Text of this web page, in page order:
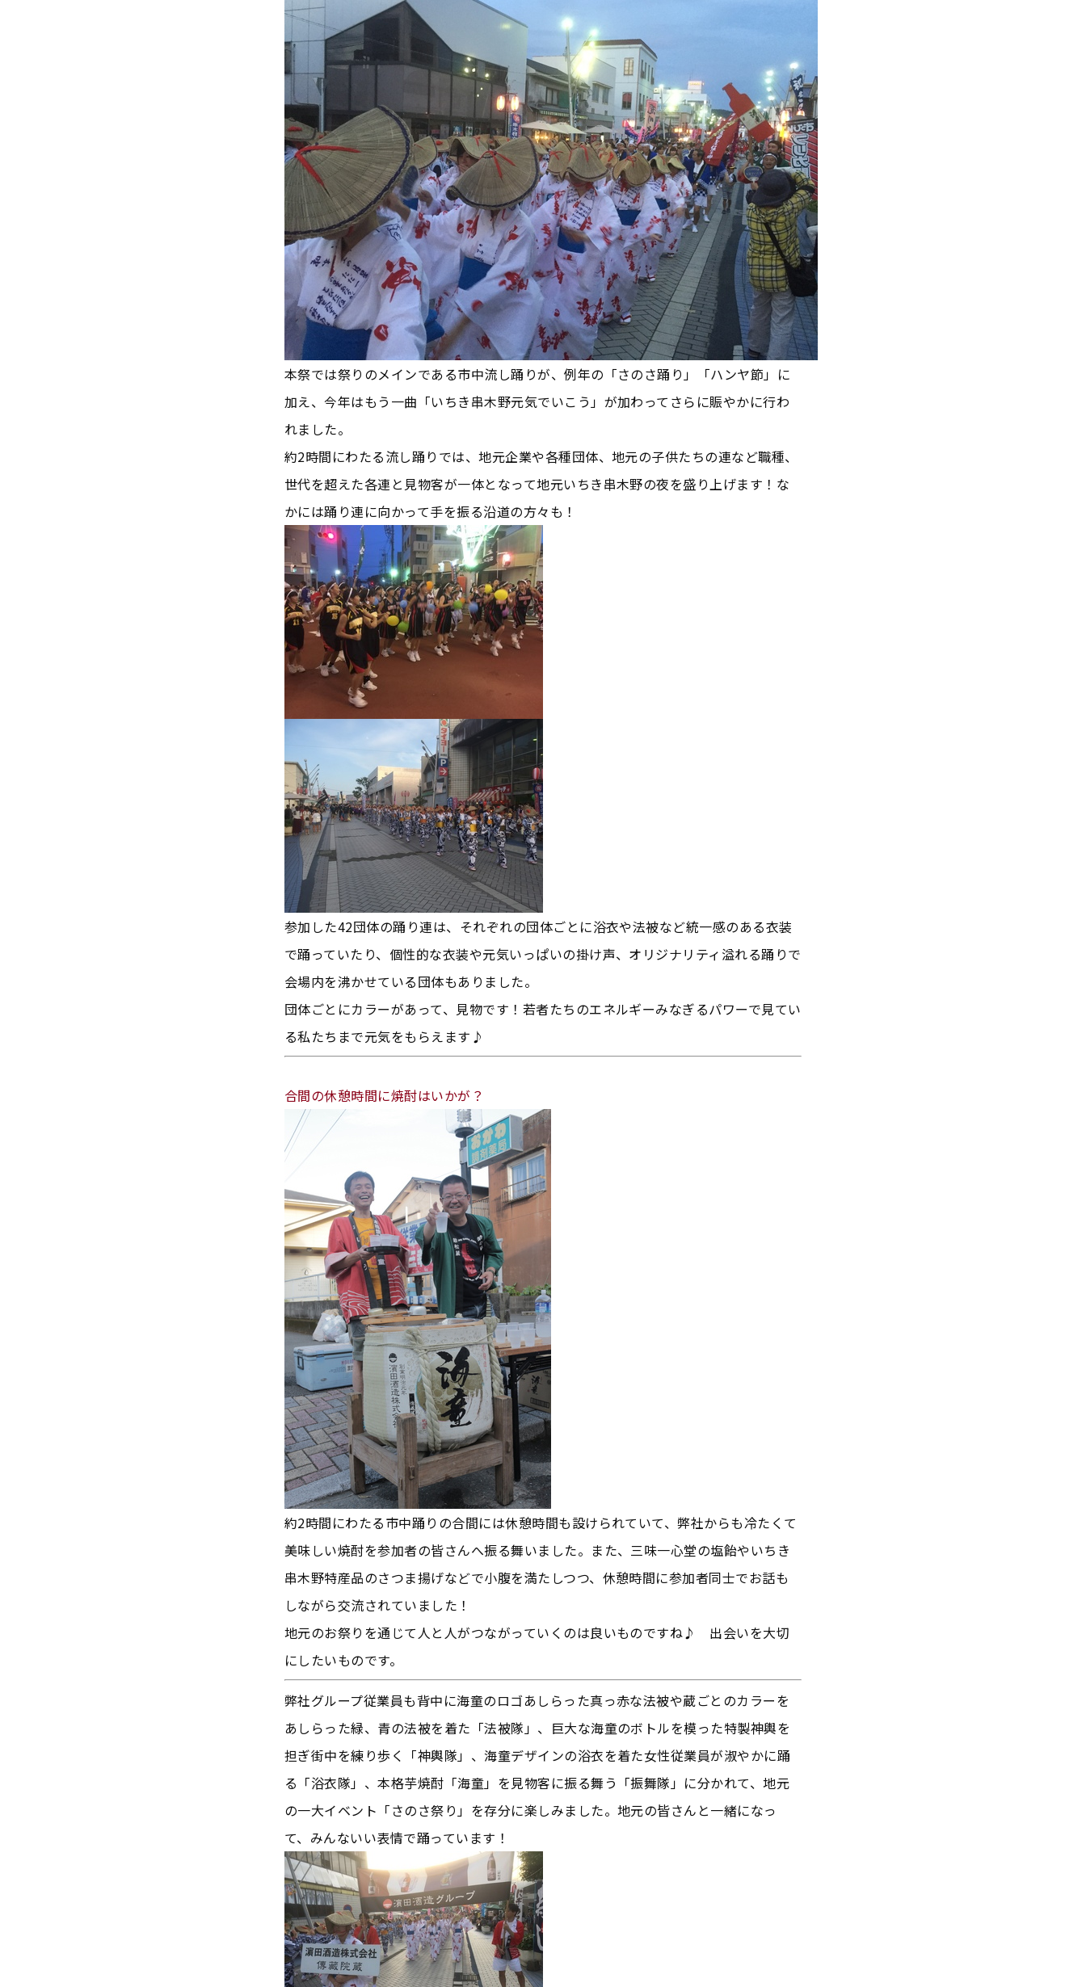
本祭では祭りのメインである市中流し踊りが、例年の「さのさ踊り」「ハンヤ節」に
加え、今年はもう一曲「いちき串木野元気でいこう」が加わってさらに賑やかに行わ
れました。
約2時間にわたる流し踊りでは、地元企業や各種団体、地元の子供たちの連など職種、
世代を超えた各連と見物客が一体となって地元いちき串木野の夜を盛り上げます！な
かには踊り連に向かって手を振る沿道の方々も！
参加した42団体の踊り連は、それぞれの団体ごとに浴衣や法被など統一感のある衣装
で踊っていたり、個性的な衣装や元気いっぱいの掛け声、オリジナリティ溢れる踊りで
会場内を沸かせている団体もありました。
団体ごとにカラーがあって、見物です！若者たちのエネルギーみなぎるパワーで見てい
る私たちまで元気をもらえます♪
合間の休憩時間に焼酎はいかが？
約2時間にわたる市中踊りの合間には休憩時間も設けられていて、弊社からも冷たくて
美味しい焼酎を参加者の皆さんへ振る舞いました。また、三味一心堂の塩飴やいちき
串木野特産品のさつま揚げなどで小腹を満たしつつ、休憩時間に参加者同士でお話も
しながら交流されていました！
地元のお祭りを通じて人と人がつながっていくのは良いものですね♪ 出会いを大切
にしたいものです。
弊社グループ従業員も背中に海童のロゴあしらった真っ赤な法被や蔵ごとのカラーを
あしらった緑、青の法被を着た「法被隊」、巨大な海童のボトルを模った特製神輿を
担ぎ街中を練り歩く「神輿隊」、海童デザインの浴衣を着た女性従業員が淑やかに踊
る「浴衣隊」、本格芋焼酎「海童」を見物客に振る舞う「振舞隊」に分かれて、地元
の一大イベント「さのさ祭り」を存分に楽しみました。地元の皆さんと一緒になっ
て、みんないい表情で踊っています！